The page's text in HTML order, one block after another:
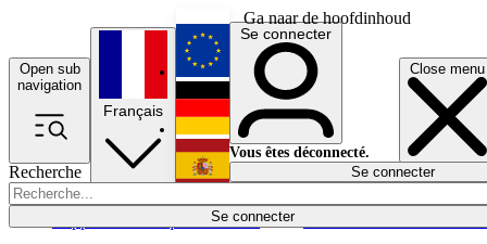
Ga naar de hoofdinhoud
Open sub
navigation
Close menu
Recherche
Se connecter
Économie
Français
English
Deutsch
Español
Se connecter
Vous êtes déconnecté.
Se connecter